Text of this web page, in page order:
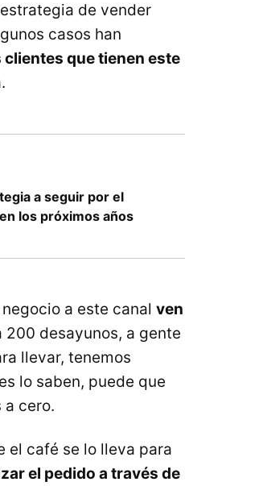
de vender
casos han
que tienen este
a seguir por el
los próximos años
a este canal ven
200 desayunos, a gente
llevar, tenemos
lo saben, puede que
a cero.
el café se lo lleva para
el pedido a través de